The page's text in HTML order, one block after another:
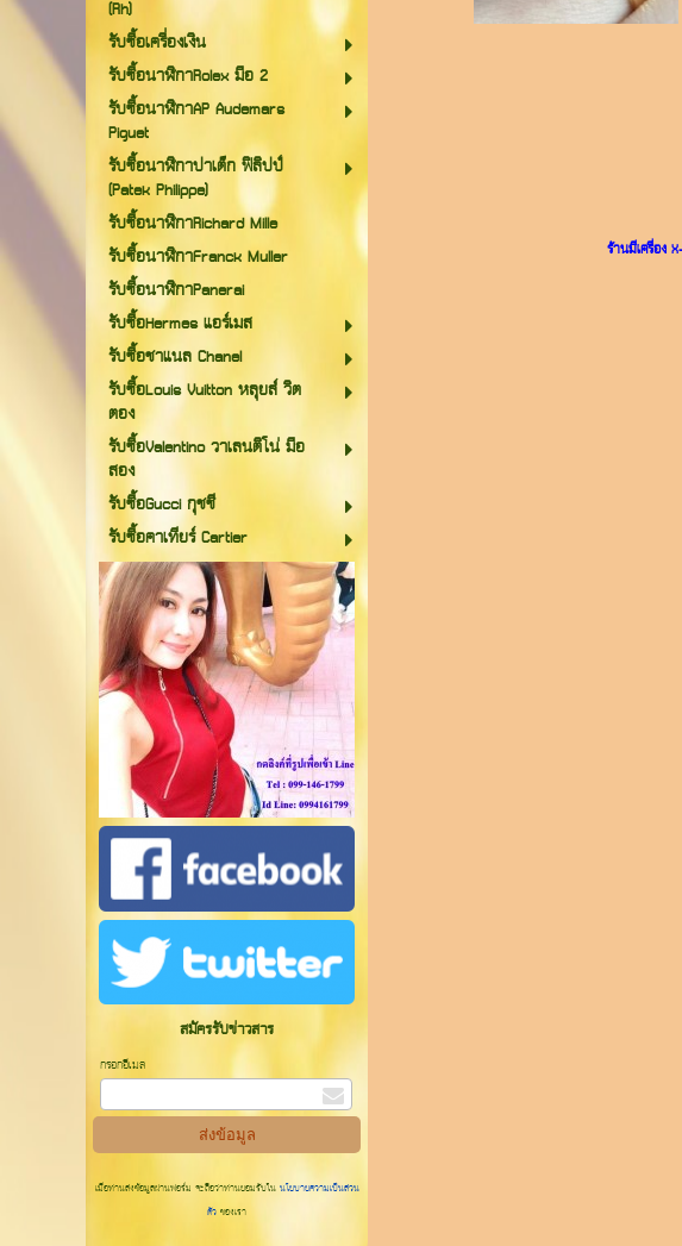
(Rh)
รับซื้อเครื่องเงิน
รับซื้อนาฬิกาRolex มือ 2
รับซื้อนาฬิกาAP Audemars
Piguet
รับซื้อนาฬิกาปาเต็ก ฟิลิปป์
(Patek Philippe)
รับซื้อนาฬิกาRichard Mille
รับซื้อนาฬิกาFranck Muller
รับซื้อนาฬิกาPanerai
รับซื้อHermes แอร์เมส
รับซื้อชาแนล Chanel
รับซื้อLouis Vuitton หลุยส์ วิต
ตอง
รับซื้อValentino วาเลนติโน่ มือ
สอง
รับซื้อGucci กุชชี
รับซื้อคาเทียร์ Cartier
สมัครรับข่าวสาร
กรอกอีเมล
เมื่อท่านส่งข้อมูลผ่านฟอร์ม จะถือว่าท่านยอมรับในนโยบายความเป็นส่วน
ตัวของเรา
ร้านมีเครื่อง